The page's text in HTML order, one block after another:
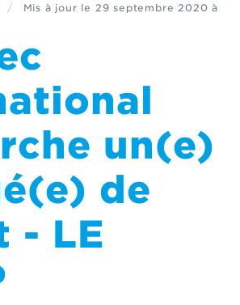
/ Mis à jour le 29 septembre 2020 à
un(e)
de
- LE